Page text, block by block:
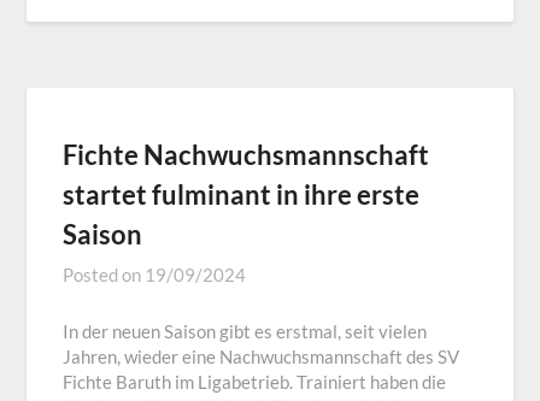
Fichte Nachwuchsmannschaft
startet fulminant in ihre erste
Saison
Posted on 19/09/2024
In der neuen Saison gibt es erstmal, seit vielen
Jahren, wieder eine Nachwuchsmannschaft des SV
Fichte Baruth im Ligabetrieb. Trainiert haben die